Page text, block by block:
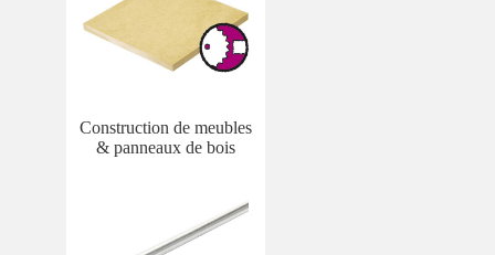
Construction de meubles
& panneaux de bois